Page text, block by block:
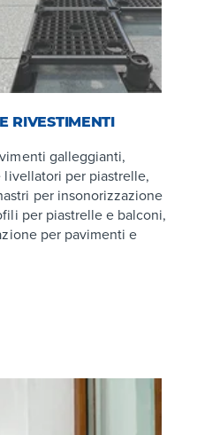
RIVESTIMENTI
galleggianti,
per piastrelle,
per insonorizzazione
per piastrelle e balconi,
per pavimenti e